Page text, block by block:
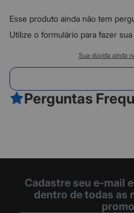
- Distância de Transmissão: 20
1
0
Esse produto ainda não tem
Utilize o formulário para fazer
Sua dúvida ainda
Perguntas
Cadastre seu e-mail
dentro de todas as